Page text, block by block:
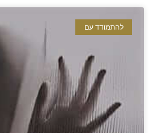
להתמודד עם